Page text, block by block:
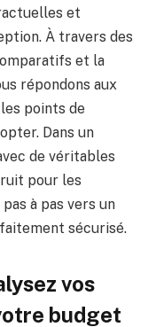
et
À travers des
et la
répondons aux
points de
Dans un
de véritables
pour les
à pas vers un
sécurisé.
vos
budget